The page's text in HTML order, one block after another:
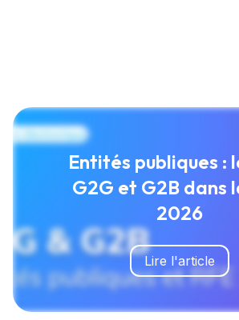
Entités publiques :
G2G et G2B dans
2026
Lire l'article